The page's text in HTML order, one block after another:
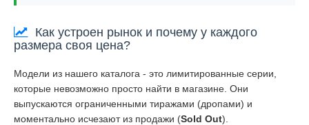
Как устроен рынок и почему у каждого
размера своя цена?
Модели из нашего каталога - это лимитированные серии,
которые невозможно просто найти в магазине. Они
выпускаются ограниченными тиражами (дропами) и
моментально исчезают из продажи (Sold Out).